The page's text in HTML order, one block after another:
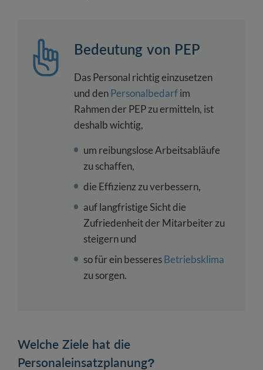
Bedeutung von PEP
Das Personal richtig einzusetzen
und denPersonalbedarfim
Rahmen der PEP zu ermitteln, ist
deshalb wichtig,
um reibungslose Arbeitsabläufe
zu schaffen,
die Effizienz zu verbessern,
auf langfristige Sicht die
Zufriedenheit der Mitarbeiter zu
steigern und
so für ein besseresBetriebsklima
zu sorgen.
Welche Ziele hat die
Personaleinsatzplanung?